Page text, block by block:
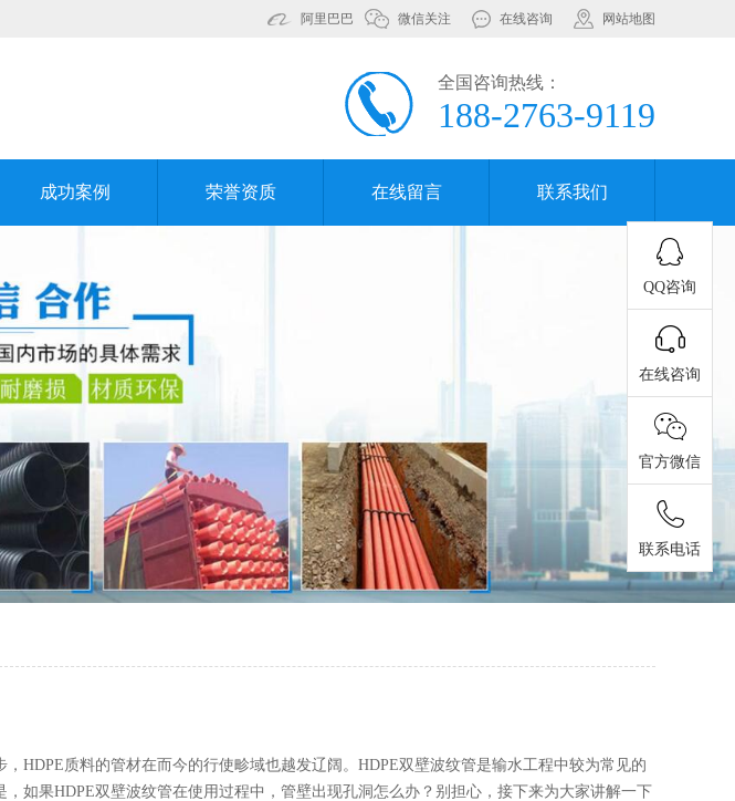
阿里巴巴 微信关注 在线咨询 网站地图
全国咨询热线：
188-2763-9119
成功案例 荣誉资质 在线留言 联系我们
HDPE质料的管材在而今的行使畛域也越发辽阔。HDPE双壁波纹管是输水工程中较为常见的
如果HDPE双壁波纹管在使用过程中，管壁出现孔洞怎么办？别担心，接下来为大家讲解一下
QQ咨询
在线咨询
官方微信
联系电话